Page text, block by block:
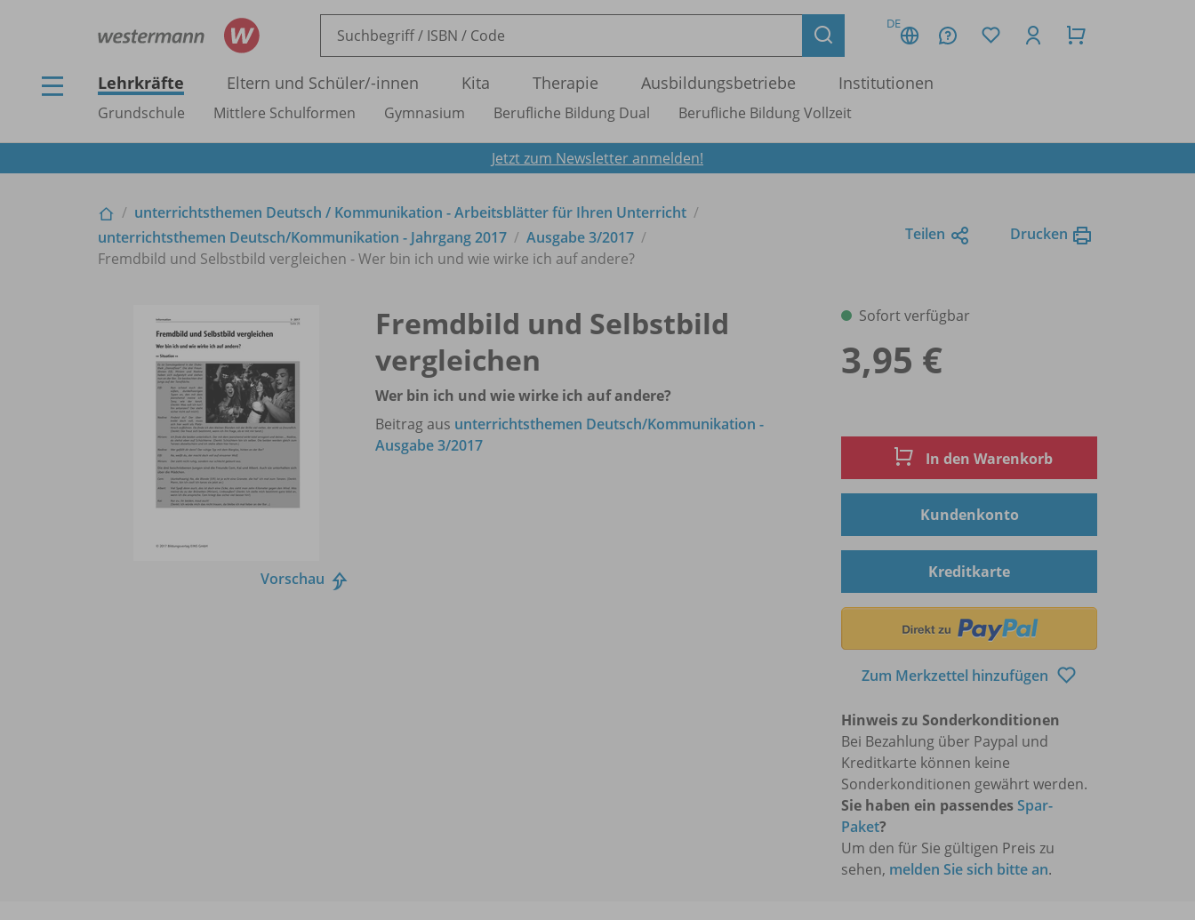
DE
Lehrkräfte Eltern und Schüler/-innen Kita Therapie Ausbildungsbetriebe Institutionen
Grundschule Mittlere Schulformen Gymnasium Berufliche Bildung Dual Berufliche Bildung Vollzeit
Jetzt zum Newsletter anmelden!
unterrichtsthemen Deutsch / Kommunikation - Arbeitsblätter für Ihren Unterricht
unterrichtsthemen Deutsch/Kommunikation - Jahrgang 2017 Ausgabe 3/2017
Fremdbild und Selbstbild vergleichen - Wer bin ich und wie wirke ich auf andere?
Teilen Drucken
Vorschau
Fremdbild und Selbstbild
vergleichen
Wer bin ich und wie wirke ich auf andere?
Beitrag aus unterrichtsthemen Deutsch/Kommunikation -
Ausgabe 3/2017
Sofort verfügbar
3,95 €
In den Warenkorb
Kundenkonto
Kreditkarte
Zum Merkzettel hinzufügen
Hinweis zu Sonderkonditionen
Bei Bezahlung über Paypal und
Kreditkarte können keine
Sonderkonditionen gewährt werden.
Sie haben ein passendesSpar-
Paket?
Um den für Sie gültigen Preis zu
sehen, melden Sie sich bitte an.